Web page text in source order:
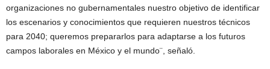
organizaciones no gubernamentales nuestro objetivo de identificar
los escenarios y conocimientos que requieren nuestros técnicos
para 2040; queremos prepararlos para adaptarse a los futuros
campos laborales en México y el mundo¨, señaló.